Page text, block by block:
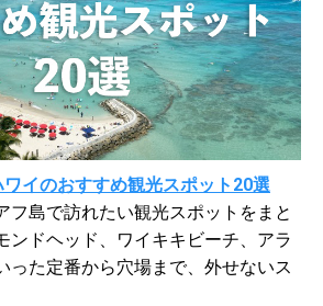
イのおすすめ観光スポット20選
フ島で訪れたい観光スポットをまと
ンドヘッド、ワイキキビーチ、アラ
った定番から穴場まで、外せないス